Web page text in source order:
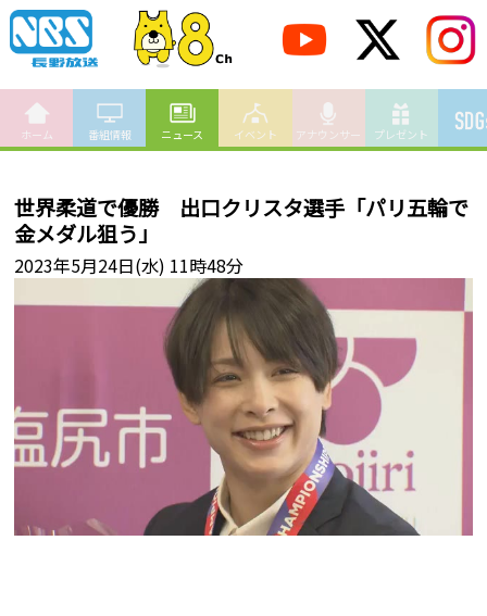
ホーム 番組情報 ニュース イベント アナウンサー プレゼント
世界柔道で優勝 出口クリスタ選手「パリ五輪で
金メダル狙う」
2023年5月24日(水) 11時48分